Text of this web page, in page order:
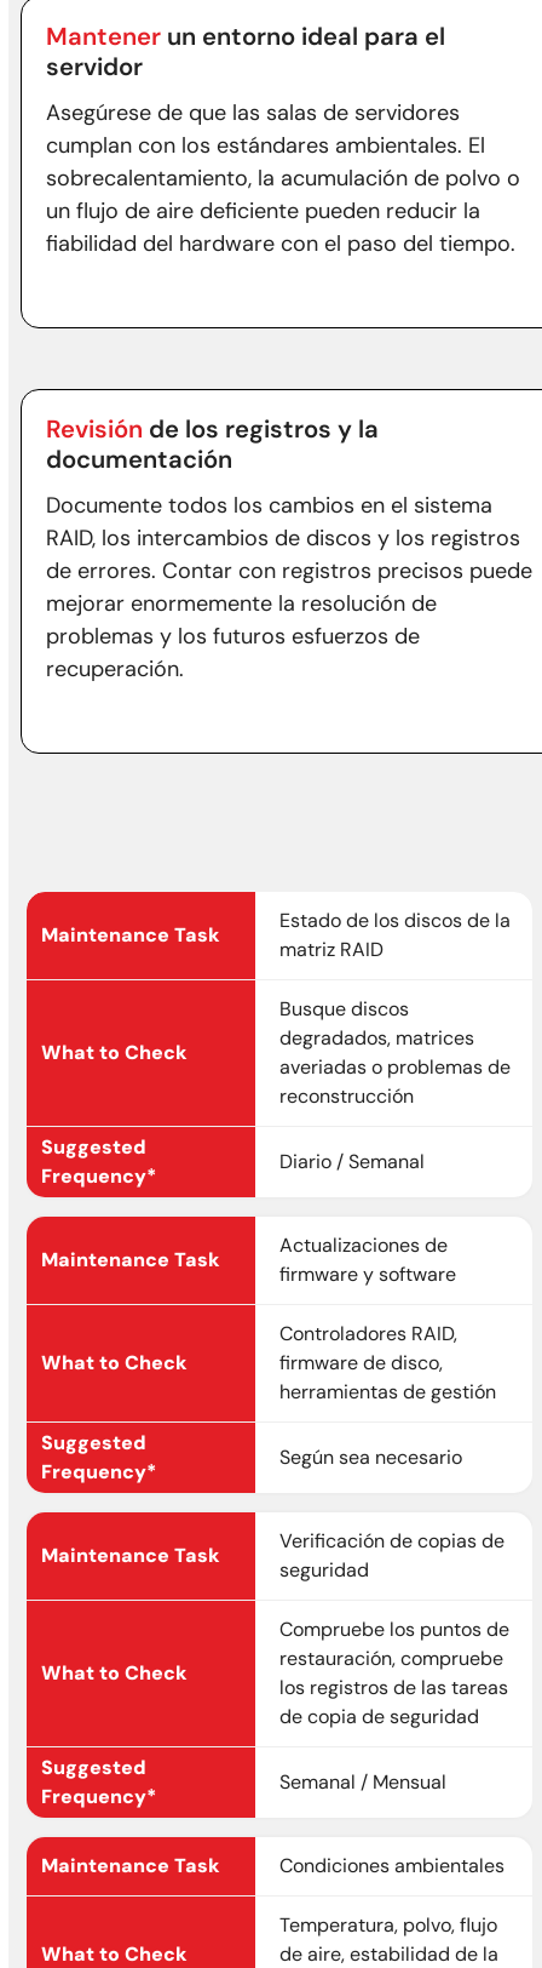
Mantener un entorno ideal para el
servidor
Asegúrese de que las salas de servidores
cumplan con los estándares ambientales. El
sobrecalentamiento, la acumulación de polvo o
un flujo de aire deficiente pueden reducir la
fiabilidad del hardware con el paso del tiempo.
Revisión de los registros y la
documentación
Documente todos los cambios en el sistema
RAID, los intercambios de discos y los registros
de errores. Contar con registros precisos puede
mejorar enormemente la resolución de
problemas y los futuros esfuerzos de
recuperación.
Estado de los discos de la
matriz RAID
Busque discos
degradados, matrices
averiadas o problemas de
reconstrucción
Diario / Semanal
Actualizaciones de
firmware y software
Controladores RAID,
firmware de disco,
herramientas de gestión
Según sea necesario
Verificación de copias de
seguridad
Compruebe los puntos de
restauración, compruebe
los registros de las tareas
de copia de seguridad
Semanal / Mensual
Condiciones ambientales
Temperatura, polvo, flujo
de aire, estabilidad de la